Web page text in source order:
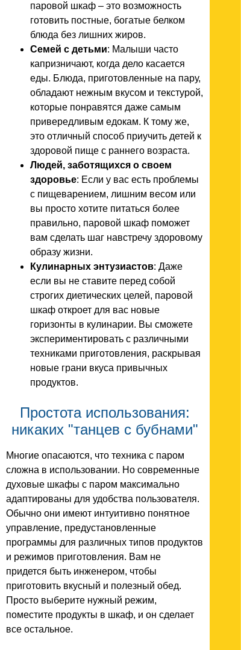
паровой шкаф – это возможность
готовить постные, богатые белком
блюда без лишних жиров.
Семей с детьми: Малыши часто
капризничают, когда дело касается
еды. Блюда, приготовленные на пару,
обладают нежным вкусом и текстурой,
которые понравятся даже самым
привередливым едокам. К тому же,
это отличный способ приучить детей к
здоровой пище с раннего возраста.
Людей, заботящихся о своем
здоровье: Если у вас есть проблемы
с пищеварением, лишним весом или
вы просто хотите питаться более
правильно, паровой шкаф поможет
вам сделать шаг навстречу здоровому
образу жизни.
Кулинарных энтузиастов: Даже
если вы не ставите перед собой
строгих диетических целей, паровой
шкаф откроет для вас новые
горизонты в кулинарии. Вы сможете
экспериментировать с различными
техниками приготовления, раскрывая
новые грани вкуса привычных
продуктов.
Простота использования:
никаких "танцев с бубнами"
Многие опасаются, что техника с паром
сложна в использовании. Но современные
духовые шкафы с паром максимально
адаптированы для удобства пользователя.
Обычно они имеют интуитивно понятное
управление, предустановленные
программы для различных типов продуктов
и режимов приготовления. Вам не
придется быть инженером, чтобы
приготовить вкусный и полезный обед.
Просто выберите нужный режим,
поместите продукты в шкаф, и он сделает
все остальное.